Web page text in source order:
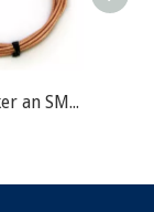
BNC-Stecker an SMA-Kabelbaugruppe